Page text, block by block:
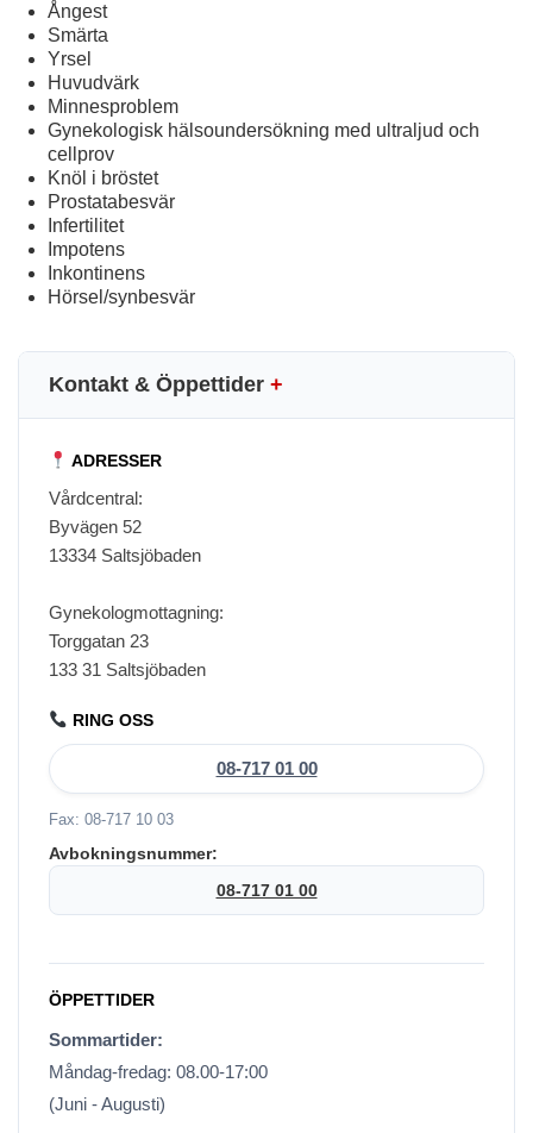
Ångest
Smärta
Yrsel
Huvudvärk
Minnesproblem
Gynekologisk hälsoundersökning med ultraljud och
cellprov
Knöl i bröstet
Prostatabesvär
Infertilitet
Impotens
Inkontinens
Hörsel/synbesvär
Kontakt & Öppettider +
ADRESSER
Vårdcentral:
Byvägen 52
13334 Saltsjöbaden
Gynekologmottagning:
Torggatan 23
133 31 Saltsjöbaden
RING OSS
08-717 01 00
Fax: 08-717 10 03
Avbokningsnummer:
08-717 01 00
ÖPPETTIDER
Sommartider:
Måndag-fredag: 08.00-17:00
(Juni - Augusti)